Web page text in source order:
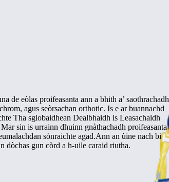
de eòlas proifeasanta ann a bhith a’ saothrachadh
agus seòrsachan orthotic. Is e ar buannachd
Tha sgiobaidhean Dealbhaidh is Leasachaidh
sin is urrainn dhuinn gnàthachadh proifeasanta
sònraichte agad.Ann an ùine nach bi
dòchas gun còrd a h-uile caraid riutha.